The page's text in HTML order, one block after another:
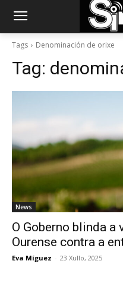
Tags Denominación de orixe
Tag:
News
O Goberno blinda a
Ourense contra a
Eva Míguez - 23 Xullo, 2025